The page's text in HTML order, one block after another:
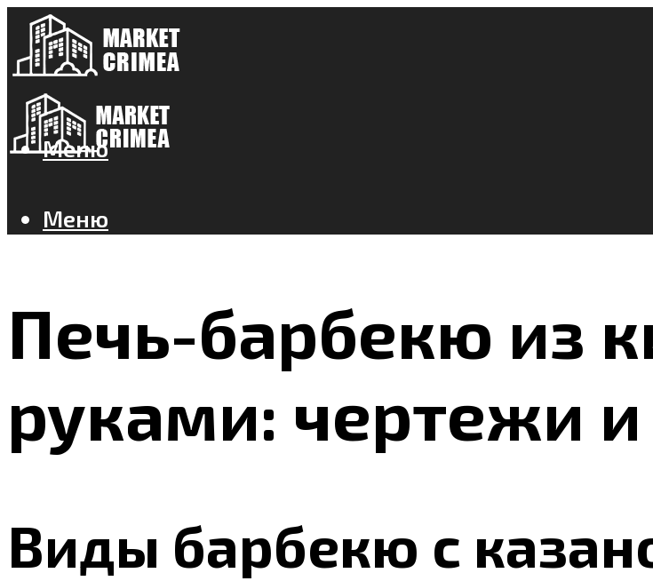
Меню
Меню
Печь-барбекю из
руками: чертежи
Виды барбекю с